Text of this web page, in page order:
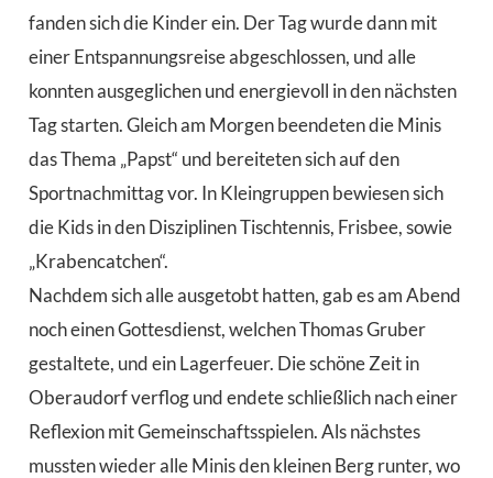
fanden sich die Kinder ein. Der Tag wurde dann mit
einer Entspannungsreise abgeschlossen, und alle
konnten ausgeglichen und energievoll in den nächsten
Tag starten. Gleich am Morgen beendeten die Minis
das Thema „Papst“ und bereiteten sich auf den
Sportnachmittag vor. In Kleingruppen bewiesen sich
die Kids in den Disziplinen Tischtennis, Frisbee, sowie
„Krabencatchen“.
Nachdem sich alle ausgetobt hatten, gab es am Abend
noch einen Gottesdienst, welchen Thomas Gruber
gestaltete, und ein Lagerfeuer. Die schöne Zeit in
Oberaudorf verflog und endete schließlich nach einer
Reflexion mit Gemeinschaftsspielen. Als nächstes
mussten wieder alle Minis den kleinen Berg runter, wo